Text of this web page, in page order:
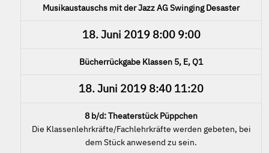
Musikaustauschs mit der Jazz AG Swinging Desaster
18. Juni 20198:00 9:00
Bücherrückgabe Klassen 5, E, Q1
18. Juni 2019 8:40 11:20
8 b/d: Theaterstück Püppchen
Die Klassenlehrkräfte/Fachlehrkräfte werden gebeten, bei
dem Stück anwesend zu sein.